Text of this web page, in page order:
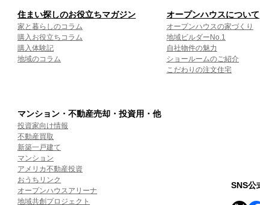
住まい探しのお役立ちマガジン
家と暮らしのコラム
購入お役立ちコラム
購入体験記
地域のコラム
オープンハウスについて
オープンハウスの家づくり
地域ビルダーNo.1
自社物件の魅力
ショールームのご紹介
こだわりの注文住宅
マンション・不動産売却・投資用・他
投資家向け情報
不動産買取
新築一戸建て
マンション
アメリカ不動産投資
おうちリンク
オープンハウスアリーナ
地域共創プロジェクト
SNS公